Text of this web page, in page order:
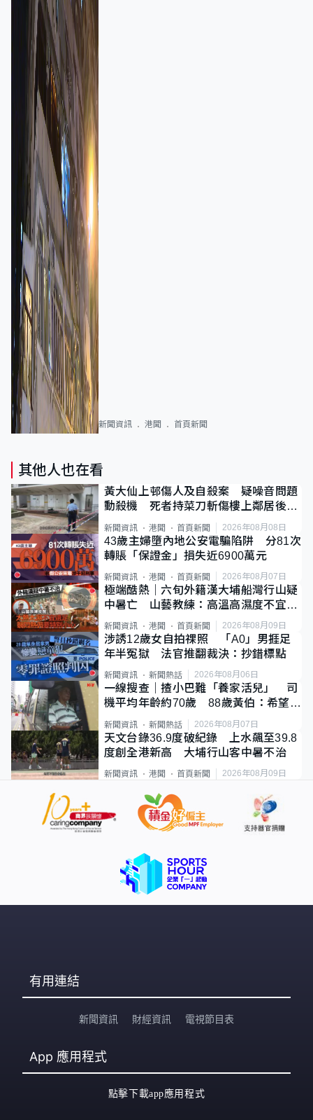
新聞資訊 港聞 首頁新聞
其他人也在看
黃大仙上邨傷人及自殺案 疑噪音問題
動殺機 死者持菜刀斬傷樓上鄰居後墮
新聞資訊 港聞 首頁新聞 2026年08月08日
43歲主婦墮內地公安電騙陷阱 分81次
轉賬「保證金」損失近6900萬元
新聞資訊 港聞 首頁新聞 2026年08月07日
極端酷熱｜六旬外籍漢大埔船灣行山疑
中暑亡 山藝教練：高溫高濕度不宜遠
足
新聞資訊 港聞 首頁新聞 2026年08月09日
涉誘12歲女自拍祼照 「A0」男捱足
年半冤獄 法官推翻裁決：抄錯標點
新聞資訊 新聞熱話 2026年08月06日
一線搜查｜揸小巴難「養家活兒」 司
機平均年齡約70歲 88歲黃伯：希望一
直揸落去
新聞資訊 新聞熱話 2026年08月07日
天文台錄36.9度破紀錄 上水飆至39.8
度創全港新高 大埔行山客中暑不治
新聞資訊 港聞 首頁新聞 2026年08月09日
有用連結
新聞資訊 財經資訊 電視節目表
App 應用程式
點擊下載app應用程式